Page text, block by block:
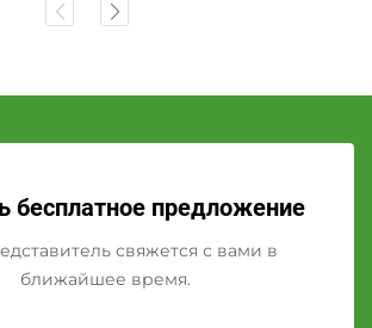
бесплатное предложение
свяжется с вами в
ближайшее время.